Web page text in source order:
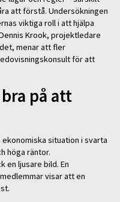
att förstå. Undersökningen
viktiga roll i att hjälpa
Krook, projektledare
menar att fler
för att
på att
situation i svarta
höga räntor.
en ljusare bild. En
visar att en